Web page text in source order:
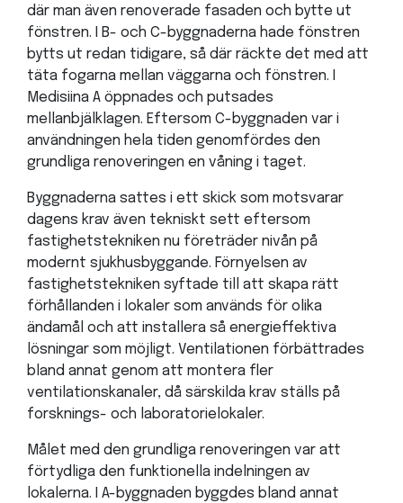
där man även renoverade fasaden och bytte ut
fönstren. I B- och C-byggnaderna hade fönstren
bytts ut redan tidigare, så där räckte det med att
täta fogarna mellan väggarna och fönstren. I
Medisiina A öppnades och putsades
mellanbjälklagen. Eftersom C-byggnaden var i
användningen hela tiden genomfördes den
grundliga renoveringen en våning i taget.
Byggnaderna sattes i ett skick som motsvarar
dagens krav även tekniskt sett eftersom
fastighetstekniken nu företräder nivån på
modernt sjukhusbyggande. Förnyelsen av
fastighetstekniken syftade till att skapa rätt
förhållanden i lokaler som används för olika
ändamål och att installera så energieffektiva
lösningar som möjligt. Ventilationen förbättrades
bland annat genom att montera fler
ventilationskanaler, då särskilda krav ställs på
forsknings- och laboratorielokaler.
Målet med den grundliga renoveringen var att
förtydliga den funktionella indelningen av
lokalerna. I A-byggnaden byggdes bland annat